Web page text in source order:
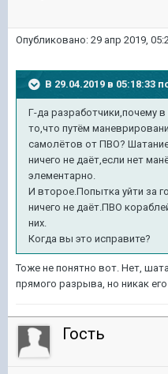
Опубликовано: 29 апр 2019,
В 29.04.2019 в 05:18:33
Г-да разработчики,почему
то,что путём
самолётов от ПВО?
ничего не даёт,если нет
элементарно.
И второе.Попытка уйти за
ничего не даёт.ПВО
них.
Когда вы это исправите?
Тоже не понятно вот. Нет,
прямого разрыва, но никак
Гость